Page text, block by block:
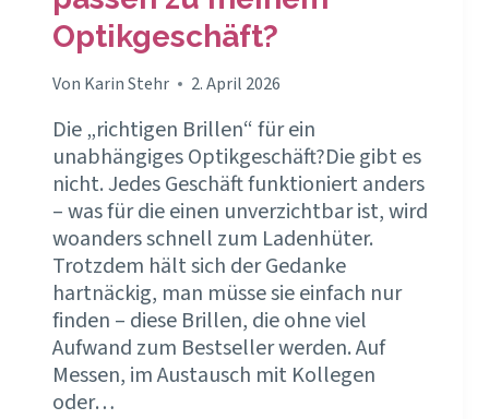
Optikgeschäft?
Von Karin Stehr 2. April 2026
Die „richtigen Brillen“ für ein
unabhängiges Optikgeschäft?Die gibt es
nicht. Jedes Geschäft funktioniert anders
– was für die einen unverzichtbar ist, wird
woanders schnell zum Ladenhüter.
Trotzdem hält sich der Gedanke
hartnäckig, man müsse sie einfach nur
finden – diese Brillen, die ohne viel
Aufwand zum Bestseller werden. Auf
Messen, im Austausch mit Kollegen
oder…